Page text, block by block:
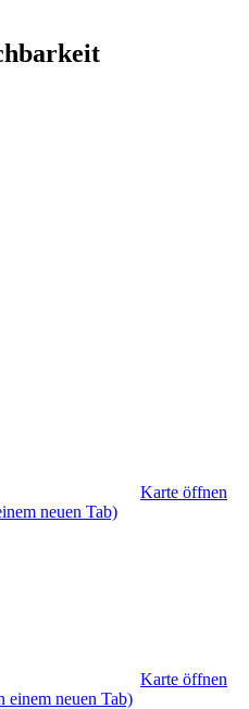
Karte öffnen
neuen Tab)
Karte öffnen
einem neuen Tab)